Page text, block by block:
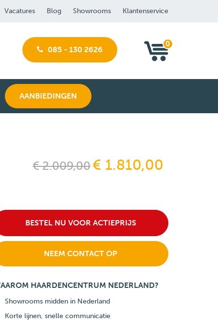
Vacatures Blog Showrooms Klantenservice
085 - 130 2626
0
AANBIEDINGEN
€ 2.009,00€ 1.810,00
BESTEL NU VOOR ACTIEPRIJS
NEEM CONTACT OP
HAARDENCENTRUM NEDERLAND?
Showrooms midden in Nederland
Korte lijnen, snelle communicatie